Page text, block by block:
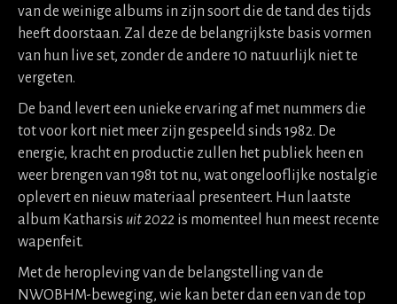
van de weinige albums in zijn soort die de tand des tijds
heeft doorstaan. Zal deze de belangrijkste basis vormen
van hun live set, zonder de andere 10 natuurlijk niet te
vergeten.
De band levert een unieke ervaring af met nummers die
tot voor kort niet meer zijn gespeeld sinds 1982. De
energie, kracht en productie zullen het publiek heen en
weer brengen van 1981 tot nu, wat ongelooflijke nostalgie
oplevert en nieuw materiaal presenteert. Hun laatste
album Katharsis uit 2022 is momenteel hun meest recente
wapenfeit.
Met de heropleving van de belangstelling van de
NWOBHM-beweging, wie kan beter dan een van de top